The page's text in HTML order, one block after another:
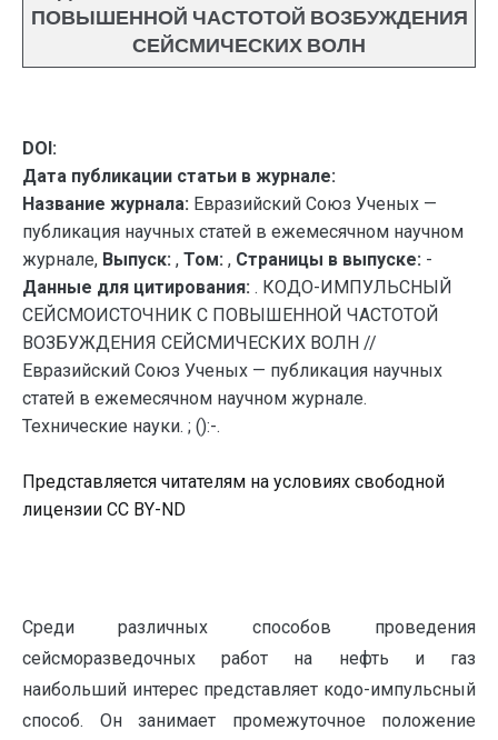
ПОВЫШЕННОЙ ЧАСТОТОЙ ВОЗБУЖДЕНИЯ
СЕЙСМИЧЕСКИХ ВОЛН
DOI:
Дата публикации статьи в журнале:
Название журнала: Евразийский Союз Ученых —
публикация научных статей в ежемесячном научном
журнале, Выпуск: , Том: , Страницы в выпуске: -
Данные для цитирования: . КОДО-ИМПУЛЬСНЫЙ
СЕЙСМОИСТОЧНИК С ПОВЫШЕННОЙ ЧАСТОТОЙ
ВОЗБУЖДЕНИЯ СЕЙСМИЧЕСКИХ ВОЛН //
Евразийский Союз Ученых — публикация научных
статей в ежемесячном научном журнале.
Технические науки. ; ():-.
Представляется читателям на условиях свободной
лицензии CC BY-ND
Среди различных способов проведения
сейсморазведочных работ на нефть и газ
наибольший интерес представляет кодо-импульсный
способ. Он занимает промежуточное положение